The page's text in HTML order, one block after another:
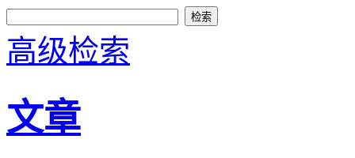
高级检索
文章